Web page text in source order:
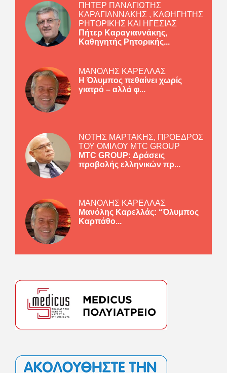
ΠΗΤΕΡ ΠΑΝΑΓΙΩΤΗΣ
ΚΑΡΑΓΙΑΝΝΑΚΗΣ , ΚΑΘΗΓΗΤΗΣ
ΡΗΤΟΡΙΚΗΣ ΚΑΙ ΗΓΕΣΙΑΣ
Πήτερ Καραγιαννάκης,
Καθηγητής Ρητορικής...
ΜΑΝΟΛΗΣ ΚΑΡΕΛΛΑΣ
Η Όλυμπος πεθαίνει χωρίς
γιατρό – αλλά φ...
ΝΟΤΗΣ ΜΑΡΤΑΚΗΣ, ΠΡΟΕΔΡΟΣ
ΤΟΥ ΟΜΙΛΟΥ MTC GROUP
MTC GROUP: Δράσεις
προβολής ελληνικών πρ...
ΜΑΝΟΛΗΣ ΚΑΡΕΛΛΑΣ
Μανόλης Καρελλάς: “Όλυμπος
Καρπάθο...